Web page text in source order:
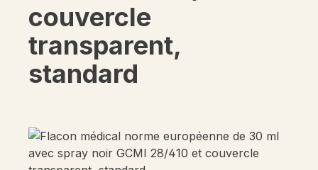
couvercle
transparent,
standard